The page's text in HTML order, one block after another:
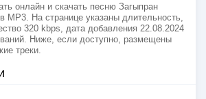
онлайн и скачать песню Загыпран
MP3. На странице указаны длительность,
320 kbps, дата добавления 22.08.2024
Ниже, если доступно, размещены
треки.